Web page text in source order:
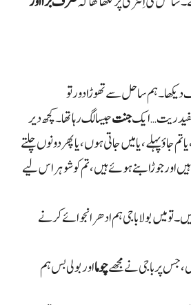
ہم ساحل سے تھوڑا دور تو
سفید ریت… ایکجنتجیسا لگ رہا تھا۔ کچھ دیر
تم جاؤ پہلے، یا میں جاتی ہوں، یا پھر دونوں چلتے
اور جوڑا بنے ہوئے ہیں، تم کو شوہر اس لیے
تو میں بولا باجی ہم ادھر انجوائے کرنے
پر باجی نے مجھےچومااور بولی بس ہم